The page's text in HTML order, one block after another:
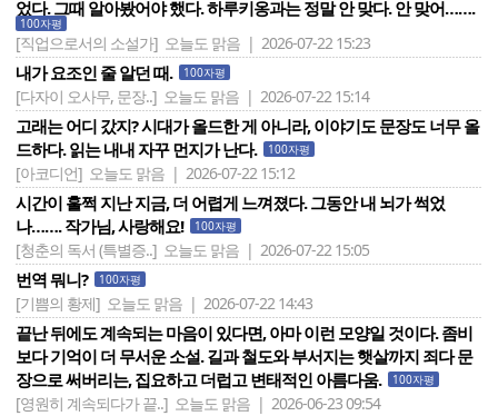
었다. 그때 알아봤어야 했다. 하루키옹과는 정말 안 맞다. 안 맞어…….
100자평
[직업으로서의 소설가] 오늘도 맑음 | 2026-07-22 15:23
내가 요조인 줄 알던 때. 100자평
[다자이 오사무, 문장..] 오늘도 맑음 | 2026-07-22 15:14
고래는 어디 갔지? 시대가 올드한 게 아니라, 이야기도 문장도 너무 올
드하다. 읽는 내내 자꾸 먼지가 난다.
100자평
[아코디언] 오늘도 맑음 | 2026-07-22 15:12
시간이 훌쩍 지난 지금, 더 어렵게 느껴졌다. 그동안 내 뇌가 썩었
나……. 작가님, 사랑해요!
100자평
[청춘의 독서 (특별증..] 오늘도 맑음 | 2026-07-22 15:05
번역 뭐니? 100자평
[기쁨의 황제] 오늘도 맑음 | 2026-07-22 14:43
끝난 뒤에도 계속되는 마음이 있다면, 아마 이런 모양일 것이다. 좀비
보다 기억이 더 무서운 소설. 길과 철도와 부서지는 햇살까지 죄다 문
장으로 써버리는, 집요하고 더럽고 변태적인 아름다움.
100자평
[영원히 계속되다가 끝..] 오늘도 맑음 | 2026-06-23 09:54